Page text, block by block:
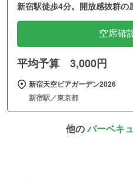
新宿駅徒歩4分。開放感抜群の
空席確
平均予算 3,000円
新宿天空ビアガーデン2026
新宿駅／東京都
他のバーベキ